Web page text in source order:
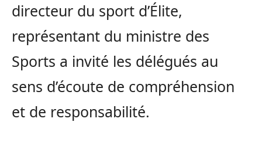
directeur du sport d’Élite,
représentant du ministre des
Sports a invité les délégués au
sens d’écoute de compréhension
et de responsabilité.